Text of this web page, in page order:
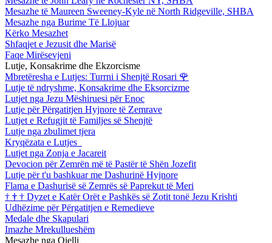
Mesazhe të Maureen Sweeney-Kyle në North Ridgeville, SHBA
Mesazhe nga Burime Të Llojuar
Kërko Mesazhet
Shfaqjet e Jezusit dhe Marisë
Faqe Mirësevjeni
Lutje, Konsakrime dhe Ekzorcisme
Mbretëresha e Lutjes: Turrni i Shenjtë Rosari 🌹
Lutje të ndryshme, Konsakrime dhe Eksorcizme
Lutjet nga Jezu Mëshiruesi për Enoc
Lutje për Përgatitjen Hyjnore të Zemrave
Lutjet e Refugjit të Familjes së Shenjtë
Lutje nga zbulimet tjera
Kryqëzata e Lutjes
Lutjet nga Zonja e Jacareit
Devocion për Zemrën më të Pastër të Shën Jozefit
Lutje për t'u bashkuar me Dashurinë Hyjnore
Flama e Dashurisë së Zemrës së Paprekut të Meri
† † † Dyzet e Katër Orët e Pashkës së Zotit tonë Jezu Krishti
Udhëzime për Përgatitjen e Remedieve
Medale dhe Skapulari
Imazhe Mrekullueshëm
Mesazhe nga Qielli